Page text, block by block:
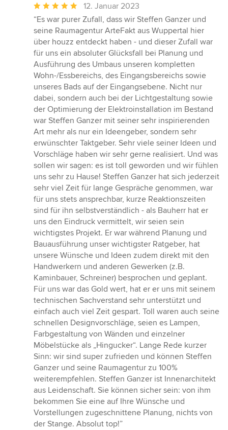
Durchschnittliche
Bewertung:
5
von
5
Sternen
12. Januar 2023
“Es war purer Zufall, dass wir Steffen Ganzer und
seine Raumagentur ArteFakt aus Wuppertal hier
über houzz entdeckt haben - und dieser Zufall war
für uns ein absoluter Glücksfall bei Planung und
Ausführung des Umbaus unseren kompletten
Wohn-/Essbereichs, des Eingangsbereichs sowie
unseres Bads auf der Eingangsebene. Nicht nur
dabei, sondern auch bei der Lichtgestaltung sowie
der Optimierung der Elektroinstallation im Bestand
war Steffen Ganzer mit seiner sehr inspirierenden
Art mehr als nur ein Ideengeber, sondern sehr
erwünschter Taktgeber. Sehr viele seiner Ideen und
Vorschläge haben wir sehr gerne realisiert. Und was
sollen wir sagen: es ist toll geworden und wir fühlen
uns sehr zu Hause! Steffen Ganzer hat sich jederzeit
sehr viel Zeit für lange Gespräche genommen, war
für uns stets ansprechbar, kurze Reaktionszeiten
sind für ihn selbstverständlich - als Bauherr hat er
uns den Eindruck vermittelt, wir seien sein
wichtigstes Projekt. Er war während Planung und
Bauausführung unser wichtigster Ratgeber, hat
unsere Wünsche und Ideen zudem direkt mit den
Handwerkern und anderen Gewerken (z.B.
Kaminbauer, Schreiner) besprochen und geplant.
Für uns war das Gold wert, hat er er uns mit seinem
technischen Sachverstand sehr unterstützt und
einfach auch viel Zeit gespart. Toll waren auch seine
schnellen Designvorschläge, seien es Lampen,
Farbgestaltung von Wänden und einzelner
Möbelstücke als „Hingucker“. Lange Rede kurzer
Sinn: wir sind super zufrieden und können Steffen
Ganzer und seine Raumagentur zu 100%
weiterempfehlen. Steffen Ganzer ist Innenarchitekt
aus Leidenschaft. Sie können sicher sein: von ihm
bekommen Sie eine auf Ihre Wünsche und
Vorstellungen zugeschnittene Planung, nichts von
der Stange. Absolut top!”